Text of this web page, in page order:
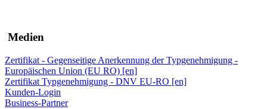
Medien
Zertifikat - Gegenseitige Anerkennung der Typgenehmigung -
Europäischen Union (EU RO) [en]
Zertifikat Typgenehmigung - DNV EU-RO [en]
Kunden-Login
Business-Partner